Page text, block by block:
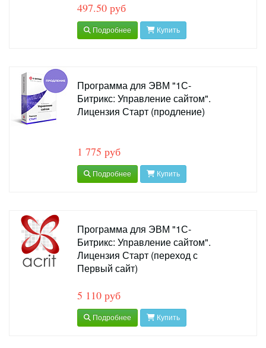
497.50 руб
Подробнее Купить
Программа для ЭВМ "1С-
Битрикс: Управление сайтом".
Лицензия Старт (продление)
1 775 руб
Подробнее Купить
Программа для ЭВМ "1С-
Битрикс: Управление сайтом".
Лицензия Старт (переход с
Первый сайт)
5 110 руб
Подробнее Купить